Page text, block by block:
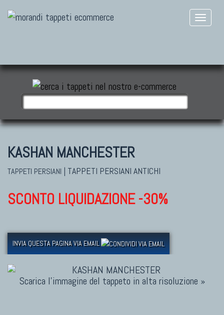
KASHAN MANCHESTER
TAPPETI PERSIANI | TAPPETI PERSIANI ANTICHI
SCONTO LIQUIDAZIONE -30%
INVIA QUESTA PAGINA VIA EMAIL
Scarica l'immagine del tappeto in alta risoluzione »